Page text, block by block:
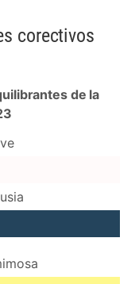
corectivos
de la